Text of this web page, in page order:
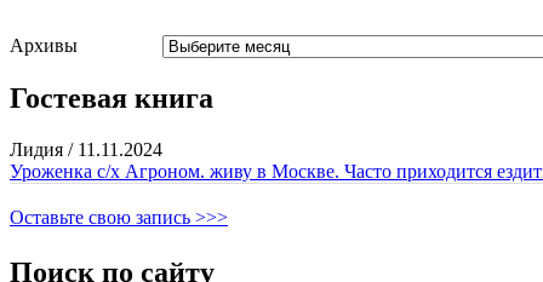
Архивы
Гостевая книга
Лидия / 11.11.2024
Уроженка с/х Агроном. живу в Москве. Часто приходится
Оставьте свою запись >>>
Поиск по сайту